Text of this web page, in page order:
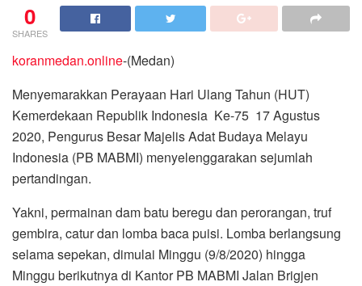
0
SHARES
koranmedan.online-(Medan)
Menyemarakkan Perayaan Hari Ulang Tahun (HUT)
Kemerdekaan Republik Indonesia Ke-75 17 Agustus
2020, Pengurus Besar Majelis Adat Budaya Melayu
Indonesia (PB MABMI) menyelenggarakan sejumlah
pertandingan.
Yakni, permainan dam batu beregu dan perorangan, truf
gembira, catur dan lomba baca puisi. Lomba berlangsung
selama sepekan, dimulai Minggu (9/8/2020) hingga
Minggu berikutnya di Kantor PB MABMI Jalan Brigjen